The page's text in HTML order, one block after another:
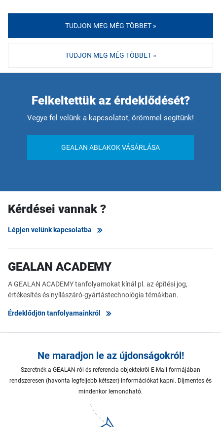
TUDJON MEG MÉG TÖBBET »
TUDJON MEG MÉG TÖBBET »
Felkeltettük az érdeklődését?
Vegye fel velünk a kapcsolatot, örömmel segítünk!
GEALAN ABLAKOK VÁSÁRLÁSA
Kérdései vannak ?
Lépjen velünk kapcsolatba
GEALAN ACADEMY
A GEALAN ACADEMY tanfolyamokat kínál pl. az építési jog,
értékesítés és nyílászáró-gyártástechnológia témákban.
Érdeklődjön tanfolyamainkról
Ne maradjon le az újdonságokról!
Szeretnék a GEALAN-ról és referencia objektekröl E-Mail formájában
rendszeresen (havonta legfeljebb kétszer) információkat kapni. Díjmentes és
mindenkor lemondható.